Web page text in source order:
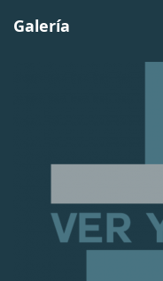
Galería